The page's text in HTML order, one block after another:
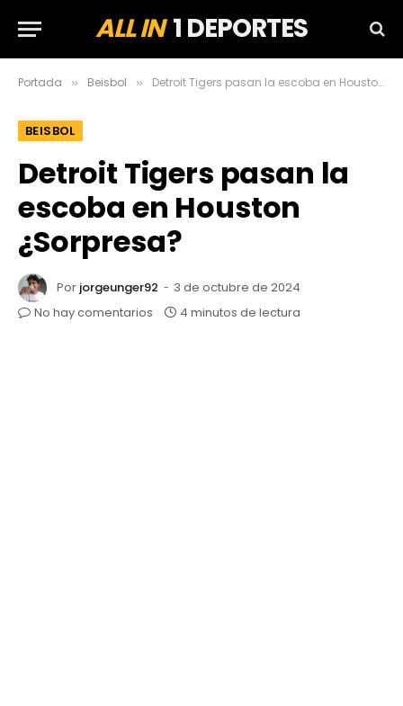
ALL IN1 DEPORTES
Portada » Beisbol » Detroit Tigers pasan la escoba en Houston ¿Sorpresa?
BEISBOL
Detroit Tigers pasan la
escoba en Houston
¿Sorpresa?
Por jorgeunger92
3 de octubre de 2024
No hay comentarios
4 minutos de lectura